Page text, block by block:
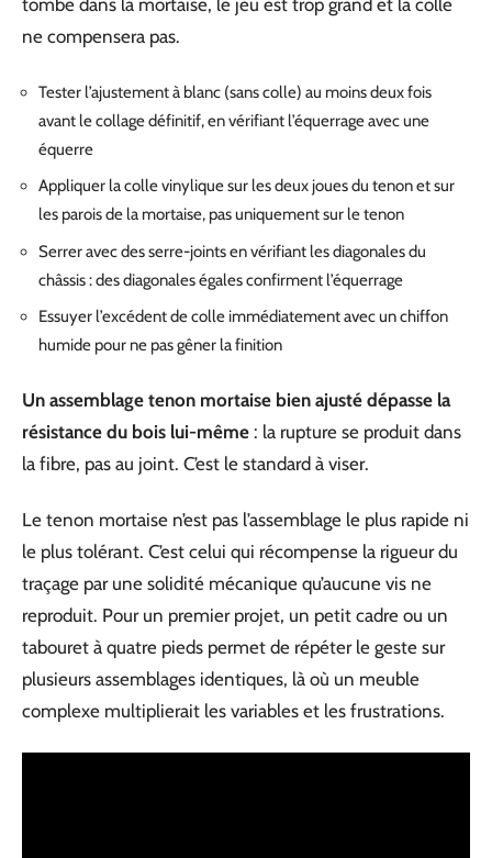
tombe dans la mortaise, le jeu est trop grand et la colle
ne compensera pas.
Tester l’ajustement à blanc (sans colle) au moins deux fois
avant le collage définitif, en vérifiant l’équerrage avec une
équerre
Appliquer la colle vinylique sur les deux joues du tenon et sur
les parois de la mortaise, pas uniquement sur le tenon
Serrer avec des serre-joints en vérifiant les diagonales du
châssis : des diagonales égales confirment l’équerrage
Essuyer l’excédent de colle immédiatement avec un chiffon
humide pour ne pas gêner la finition
Un assemblage tenon mortaise bien ajusté dépasse la
résistance du bois lui-même : la rupture se produit dans
la fibre, pas au joint. C’est le standard à viser.
Le tenon mortaise n’est pas l’assemblage le plus rapide ni
le plus tolérant. C’est celui qui récompense la rigueur du
traçage par une solidité mécanique qu’aucune vis ne
reproduit. Pour un premier projet, un petit cadre ou un
tabouret à quatre pieds permet de répéter le geste sur
plusieurs assemblages identiques, là où un meuble
complexe multiplierait les variables et les frustrations.